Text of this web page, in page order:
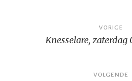
navigatie
VORIGE
Knesselare,
VOLGENDE